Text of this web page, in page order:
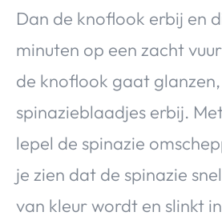
Dan de knoflook erbij en
minuten op een zacht
de knoflook gaat
spinazieblaadjes erbij.
lepel de spinazie
je zien dat de spinazie
van kleur wordt en slinkt